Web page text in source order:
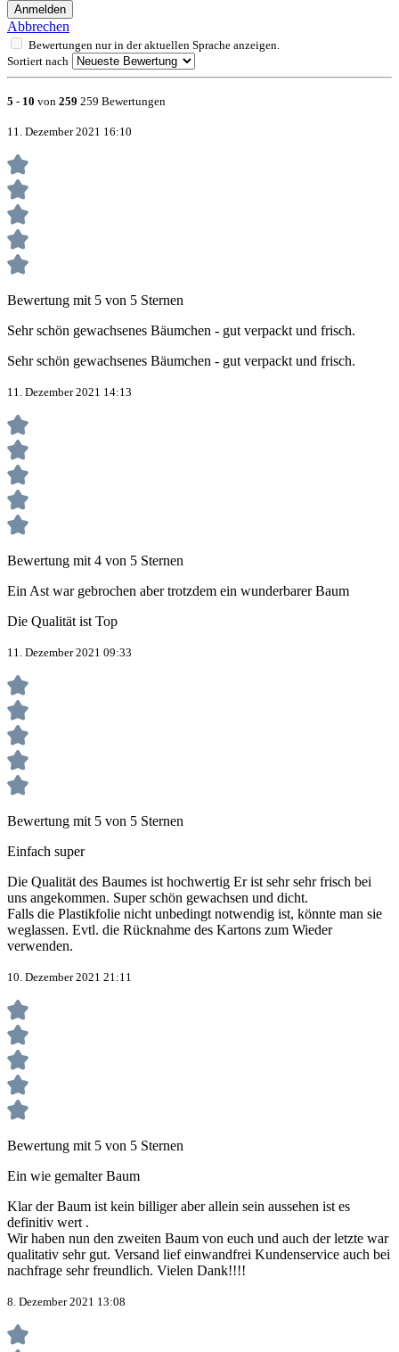
Anmelden
Abbrechen
Bewertungen nur in der aktuellen Sprache anzeigen.
Sortiert nach
5 - 10 von 259 259 Bewertungen
11. Dezember 2021 16:10
Bewertung mit 5 von 5 Sternen
Sehr schön gewachsenes Bäumchen - gut verpackt und frisch.
Sehr schön gewachsenes Bäumchen - gut verpackt und frisch.
11. Dezember 2021 14:13
Bewertung mit 4 von 5 Sternen
Ein Ast war gebrochen aber trotzdem ein wunderbarer Baum
Die Qualität ist Top
11. Dezember 2021 09:33
Bewertung mit 5 von 5 Sternen
Einfach super
Die Qualität des Baumes ist hochwertig Er ist sehr sehr frisch bei
uns angekommen. Super schön gewachsen und dicht.
Falls die Plastikfolie nicht unbedingt notwendig ist, könnte man sie
weglassen. Evtl. die Rücknahme des Kartons zum Wieder
verwenden.
10. Dezember 2021 21:11
Bewertung mit 5 von 5 Sternen
Ein wie gemalter Baum
Klar der Baum ist kein billiger aber allein sein aussehen ist es
definitiv wert .
Wir haben nun den zweiten Baum von euch und auch der letzte war
qualitativ sehr gut. Versand lief einwandfrei Kundenservice auch bei
nachfrage sehr freundlich. Vielen Dank!!!!
8. Dezember 2021 13:08